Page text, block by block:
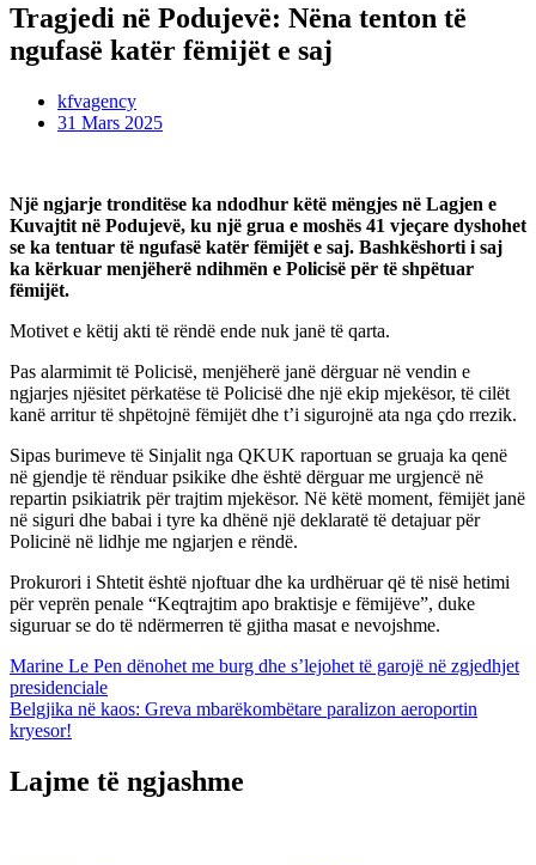
Tragjedi në Podujevë: Nëna tenton të
ngufasë katër fëmijët e saj
kfvagency
31 Mars 2025
Një ngjarje tronditëse ka ndodhur këtë mëngjes në Lagjen e
Kuvajtit në Podujevë, ku një grua e moshës 41 vjeçare dyshohet
se ka tentuar të ngufasë katër fëmijët e saj. Bashkëshorti i saj
ka kërkuar menjëherë ndihmën e Policisë për të shpëtuar
fëmijët.
Motivet e këtij akti të rëndë ende nuk janë të qarta.
Pas alarmimit të Policisë, menjëherë janë dërguar në vendin e
ngjarjes njësitet përkatëse të Policisë dhe një ekip mjekësor, të cilët
kanë arritur të shpëtojnë fëmijët dhe t’i sigurojnë ata nga çdo rrezik.
Sipas burimeve të Sinjalit nga QKUK raportuan se gruaja ka qenë
në gjendje të rënduar psikike dhe është dërguar me urgjencë në
repartin psikiatrik për trajtim mjekësor. Në këtë moment, fëmijët janë
në siguri dhe babai i tyre ka dhënë një deklaratë të detajuar për
Policinë në lidhje me ngjarjen e rëndë.
Prokurori i Shtetit është njoftuar dhe ka urdhëruar që të nisë hetimi
për veprën penale “Keqtrajtim apo braktisje e fëmijëve”, duke
siguruar se do të ndërmerren të gjitha masat e nevojshme.
Lëvizje
te
postimet
Marine Le Pen dënohet me burg dhe s’lejohet të garojë në zgjedhjet
presidenciale
Belgjika në kaos: Greva mbarëkombëtare paralizon aeroportin
kryesor!
Lajme të ngjashme